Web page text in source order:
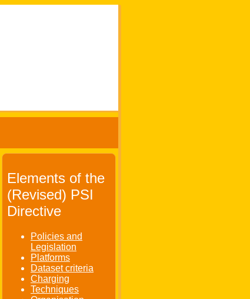
Elements of the
(Revised) PSI
Directive
Policies and
Legislation
Platforms
Dataset criteria
Charging
Techniques